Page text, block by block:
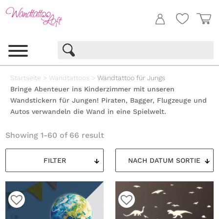
Startseite > Wandtattoos >Wandtattoo für Jungs
Bringe Abenteuer ins Kinderzimmer mit unseren
Wandstickern für Jungen! Piraten, Bagger, Flugzeuge und
Autos verwandeln die Wand in eine Spielwelt.
FILTER
Showing 1-60 of 66 result